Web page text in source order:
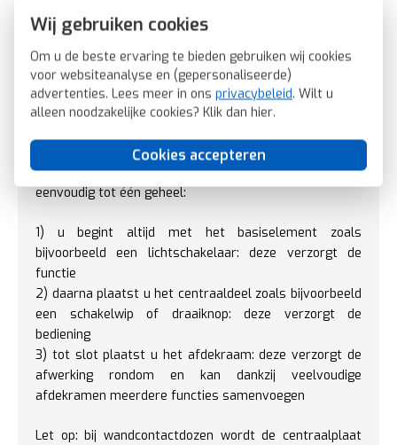
Wij gebruiken cookies
Om u de beste ervaring te bieden gebruiken wij cookies
voor websiteanalyse en (gepersonaliseerde)
advertenties. Lees meer in ons privacybeleid. Wilt u
alleen noodzakelijke cookies? Klik dan hier.
Cookies accepteren
basiselementen, zoals een (tip)schakelaar, dimmer, USB
wandcontactdoos, pulsdrukker, wisselschakelaar,
serieschakelaar, kruisschakelaar, en combineer ze met
elkaar naar keuze in een enkelvoudig of meervoudige
afdekraam.
Hoe installeert u JUNG schakelmateriaal? U bestelt drie
onderdelen los van elkaar en monteert ze heel
eenvoudig tot één geheel:
1) u begint altijd met het basiselement zoals
bijvoorbeeld een lichtschakelaar: deze verzorgt de
functie
2) daarna plaatst u het centraaldeel zoals bijvoorbeeld
een schakelwip of draaiknop: deze verzorgt de
bediening
3) tot slot plaatst u het afdekraam: deze verzorgt de
afwerking rondom en kan dankzij veelvoudige
afdekramen meerdere functies samenvoegen
Let op: bij wandcontactdozen wordt de centraalplaat